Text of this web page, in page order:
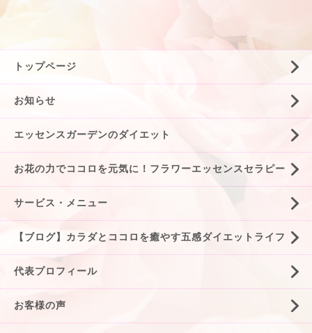
トップページ
お知らせ
エッセンスガーデンのダイエット
お花の力でココロを元気に！フラワーエッセンスセラピー
サービス・メニュー
【ブログ】カラダとココロを癒やす五感ダイエットライフ
代表プロフィール
お客様の声